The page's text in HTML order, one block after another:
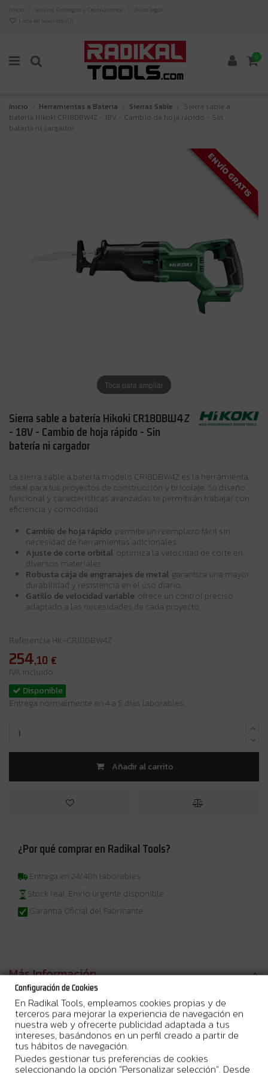
Inicio Envíos, Entregas y Devoluciones
Aviso legal
Lista de favoritos ( 0)
0
Inicio Herramientas a Bateria Sierras Sable
Sierra sable a
batería Hikoki CR18DBW4Z - 18V - Cambio de hoja rápido - Sin
batería ni cargador
ENVÍO GRATIS
Toca para ampliar
Sierra sable a batería Hikoki CR18DBW4Z
- 18V - Cambio de hoja rápido - Sin
batería ni cargador
La sierra sable a batería modelo CR18DBW4Z es la herramienta
ideal para tus proyectos de construcción y bricolaje. Su diseño
funcional y características avanzadas te permitirán trabajar con
eficiencia y comodidad.
Cambio de hoja rápido : permite un reemplazo fácil sin
necesidad de herramientas adicionales.
Ajuste de corte orbital : optimiza la velocidad de corte en
diversos materiales.
Robusta caja de engranajes de metal : garantiza una mayor
durabilidad y resistencia en el uso diario.
Gatillo de velocidad variable : ofrece un control preciso
adaptado a las necesidades de cada proyecto.
Referencia HK-CR18DBW4Z
254,10 €
IVA incluido
Disponible
Entrega normalmente en 4 a 5 días laborables.
Añadir al carrito
¿Por qué comprar en Radikal Tools?
Entrega en 24/48h laborables
Stock real. Envío urgente disponible
Garantia Oficial del Fabricante
Más Información
Cambio de hoja rápidoy fácil sin necesidad de herramientas. Este
producto cuenta con unajuste de corte orbitalque permite
realizar cortes con mayor velocidad y eficiencia.
Surobusta caja de engranajes de metalgarantiza una
durabilidad excepcional, mientras que el
ayuda acontrolar las vibracionesdurante el uso, proporcionando
Configuración de Cookies
En Radikal Tools, empleamos cookies propias y de
terceros para mejorar la experiencia de navegación en
nuestra web y ofrecerte publicidad adaptada a tus
intereses, basándonos en un perfil creado a partir de
tus hábitos de navegación.
Puedes gestionar tus preferencias de cookies
seleccionando la opción "Personalizar selección". Desde